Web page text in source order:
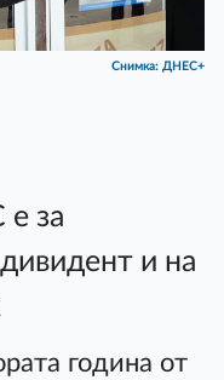
Снимка: ДНЕС+
за
и на
година от